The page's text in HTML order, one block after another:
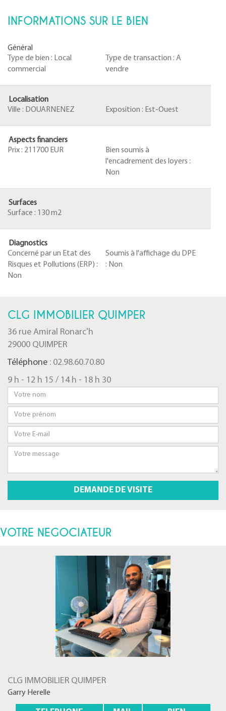
INFORMATIONS SUR LE BIEN
Général
Type de bien : Local
commercial
Type de transaction : A
vendre
Localisation
Ville : DOUARNENEZ Exposition : Est-Ouest
Aspects financiers
Prix : 211700 EUR
Bien soumis à
l'encadrement des loyers :
Non
Surfaces
Surface : 130 m2
Diagnostics
Concerné par un Etat des
Risques et Pollutions (ERP) :
Non
Soumis à l'affichage du DPE
: Non
CLG IMMOBILIER QUIMPER
36 rue Amiral Ronarc'h
29000 QUIMPER
Téléphone : 02.98.60.70.80
9 h - 12 h 15 / 14 h - 18 h 30
VOTRE NEGOCIATEUR
CLG IMMOBILIER QUIMPER
Garry Herelle